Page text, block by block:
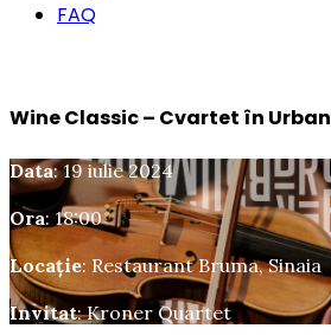
FAQ
Wine Classic – Cvartet în Urban
Data: 19 iulie 2024
Ora: 18:00
Locație: Restaurant Bruma, Sinaia
Invitat: Kroner Quartet